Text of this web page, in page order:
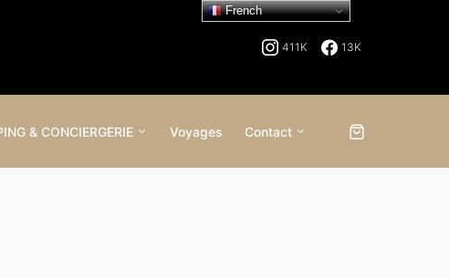
411K 13K
& CONCIERGERIE Voyages Contact
French